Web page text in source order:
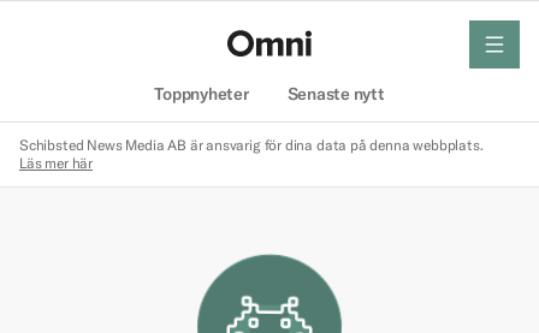
Toppnyheter Senaste nytt
meny
Schibsted News Media AB är ansvarig för dina data på denna webbplats.
Läs mer här